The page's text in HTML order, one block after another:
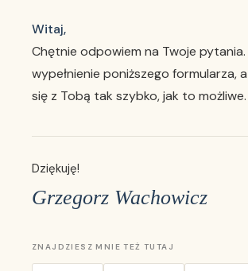
Witaj,
Chętnie odpowiem na Twoje
wypełnienie poniższego formularza,
się z Tobą tak szybko, jak to możliwe.
Dziękuję!
Grzegorz Wachowicz
ZNAJDZIESZ MNIE TEŻ TUTAJ